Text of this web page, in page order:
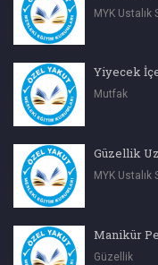
MYK Ustalık
Yiyecek
Mutfak
Güzellik
MYK Ustalık
Manikür
Güzellik